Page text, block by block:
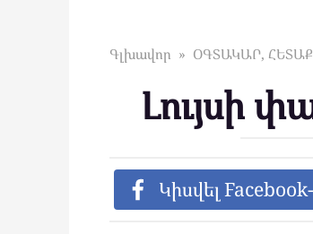
Գլխավոր » ՕԳՏԱԿԱՐ,
Լույսի
Կիսվել